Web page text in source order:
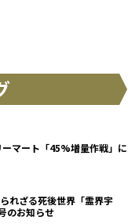
マート「45%増量作戦」に
れざる死後世界「霊界宇
のお知らせ